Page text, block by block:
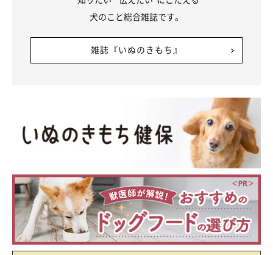
犬のこと総合雑誌です。
雑誌『いぬのきもち』